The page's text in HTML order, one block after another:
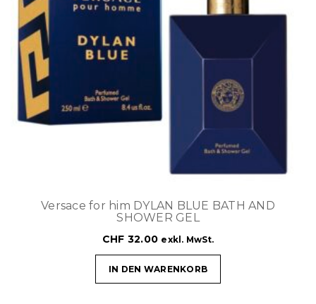
Versace for him DYLAN BLUE BATH AND
SHOWER GEL
CHF 32.00 exkl. MwSt.
IN DEN WARENKORB